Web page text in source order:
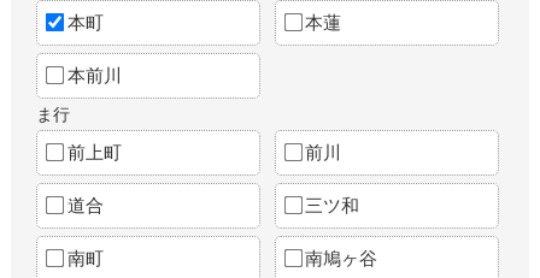
本町 本蓮
本前川
ま行
前上町 前川
道合 三ツ和
南町 南鳩ヶ谷